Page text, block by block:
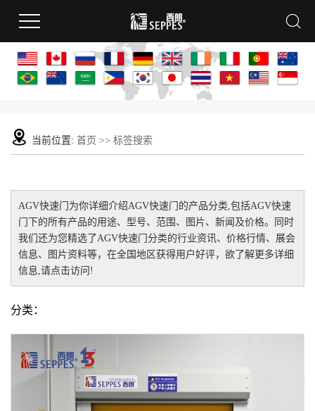
当前位置: 首页 >> 标签搜索
AGV快速门 为你详细介绍AGV快速门 的产品分类,包括AGV快速
门下的所有产品的用途、型号、范围、图片、新闻及价格。同时
我们还为您精选了AGV快速门分类的行业资讯、价格行情、展会
信息、图片资料等，在全国地区获得用户好评，欲了解更多详细
信息,请点击访问!
分类：